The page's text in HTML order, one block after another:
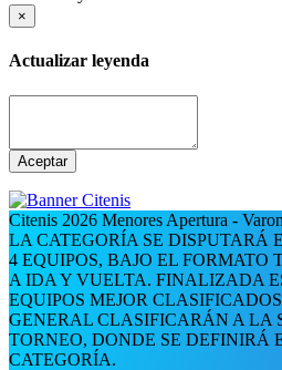
×
Actualizar leyenda
Aceptar
Citenis 2026 Menores Apertura -
LA CATEGORÍA SE DISPUTARÁ
4 EQUIPOS, BAJO EL FORMATO
A IDA Y VUELTA. FINALIZADA
EQUIPOS MEJOR
GENERAL CLASIFICARÁN A LA
TORNEO, DONDE SE DEFINIRÁ
CATEGORÍA.